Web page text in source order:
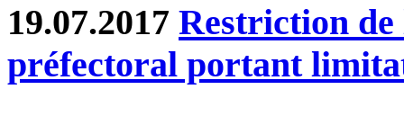
19.07.2017 Restriction
préfectoral portant